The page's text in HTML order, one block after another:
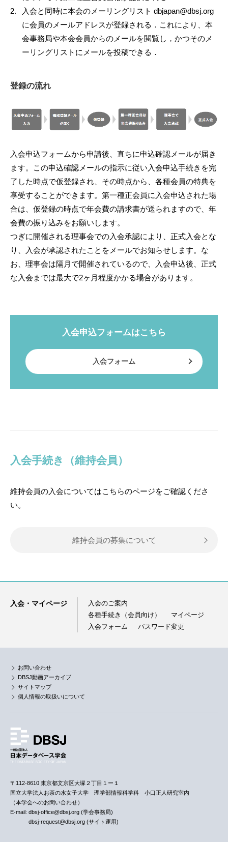
入会と同時に本会のメーリングリスト dbjapan@dbsj.org
に会員のメールアドレスが登録される．これにより、本
会事務局や本会会員からのメールを閲覧し，かつそのメ
ーリングリストにメールを投稿できる．
登録の流れ
入会申込フォームから申請後、直ちに申込確認メールが届き
ます。この申込確認メールの指示に従い入会申込手続きを完
了した時点で仮登録され、その時点から、各種会員の特典を
享受することができます。第一種正会員に入会申込された場
合は、仮登録の時点で年会費の請求書が送られますので、年
会費の振り込みをお願いします。
つぎに開催される理事会での入会承認により、正式入会とな
り、入会が承認されたことをメールでお知らせします。な
お、理事会は隔月で開催されているので、入会申込後、正式
な入会までは最大で2ヶ月程度かかる場合があります。
入会申込フォームはこちら
入会フォーム
入会手続き（維持会員）
維持会員の入会についてはこちらのページをご確認くださ
い。
維持会員の募集について
入会・マイページ
入会のご案内
各種手続き（会員向け）
マイページ
入会フォーム
パスワード変更
お問い合わせ
DBSJ動画アーカイブ
サイトマップ
個人情報の取扱いについて
〒112-8610 東京都文京区大塚２丁目１ー１
国立大学法人お茶の水女子大学 理学部情報科学科 小口正人研究室内
（本学会へのお問い合わせ）
E-mail: dbsj-office@dbsj.org (学会事務局)
dbsj-request@dbsj.org (サイト運用)